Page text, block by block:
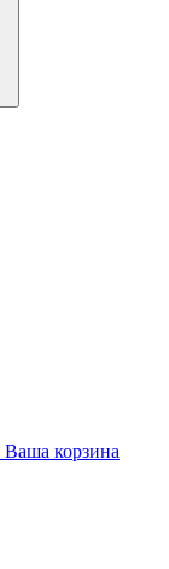
Ваша корзина